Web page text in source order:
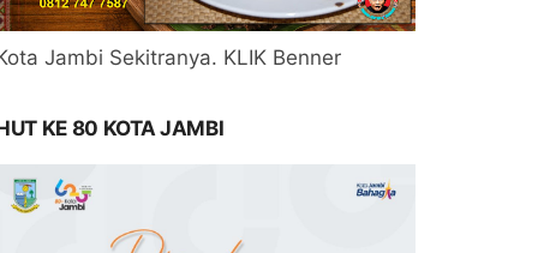
Jambi Sekitranya. KLIK Benner
KE 80 KOTA JAMBI